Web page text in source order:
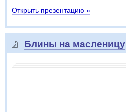
Открыть презентацию »
Блины на масленицу